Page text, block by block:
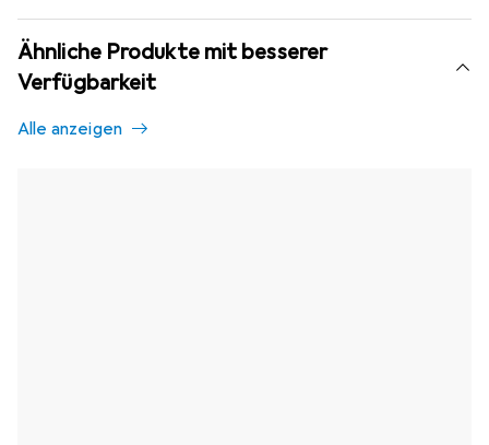
Ähnliche Produkte mit besserer
Verfügbarkeit
Alle anzeigen